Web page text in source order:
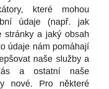
které mohou
údaje (např. jak
stránky a jaký obsah
údaje nám pomáhají
naše služby a
a ostatní naše
nové. Pro některé